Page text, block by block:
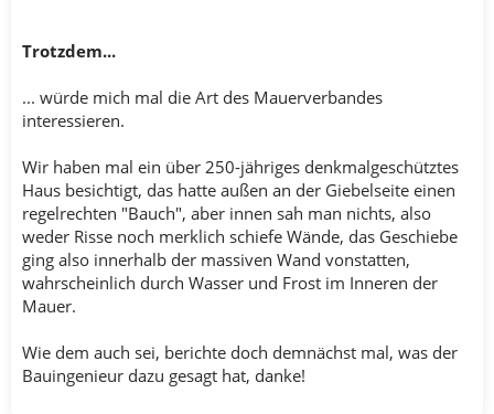
Trotzdem...
... würde mich mal die Art des Mauerverbandes
interessieren.
Wir haben mal ein über 250-jähriges denkmalgeschütztes
Haus besichtigt, das hatte außen an der Giebelseite einen
regelrechten "Bauch", aber innen sah man nichts, also
weder Risse noch merklich schiefe Wände, das Geschiebe
ging also innerhalb der massiven Wand vonstatten,
wahrscheinlich durch Wasser und Frost im Inneren der
Mauer.
Wie dem auch sei, berichte doch demnächst mal, was der
Bauingenieur dazu gesagt hat, danke!